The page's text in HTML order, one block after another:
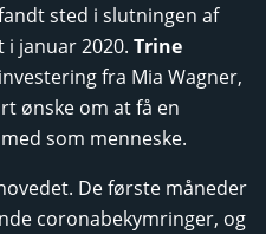
sted i slutningen af
i januar 2020. Trine
fra Mia Wagner,
ønske om at få en
som menneske.
De første måneder
coronabekymringer, og